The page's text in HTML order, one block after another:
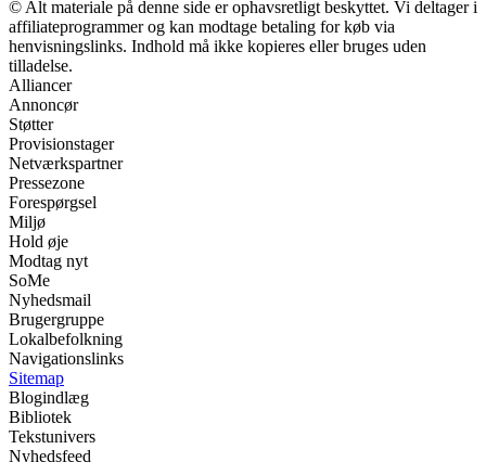
© Alt materiale på denne side er ophavsretligt beskyttet. Vi deltager i
affiliateprogrammer og kan modtage betaling for køb via
henvisningslinks. Indhold må ikke kopieres eller bruges uden
tilladelse.
Alliancer
Annoncør
Støtter
Provisionstager
Netværkspartner
Pressezone
Forespørgsel
Miljø
Hold øje
Modtag nyt
SoMe
Nyhedsmail
Brugergruppe
Lokalbefolkning
Navigationslinks
Sitemap
Blogindlæg
Bibliotek
Tekstunivers
Nyhedsfeed